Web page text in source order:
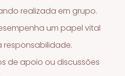
realizada em grupo.
um papel vital
de apoio ou discussões